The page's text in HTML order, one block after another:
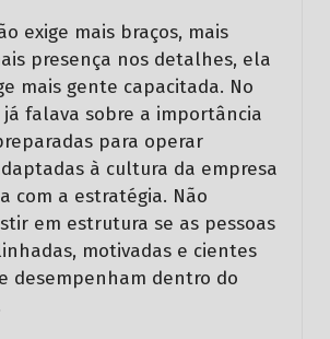
exige mais braços, mais
presença nos detalhes, ela
mais gente capacitada. No
já falava sobre a importância
para operar
à cultura da empresa
com a estratégia. Não
em estrutura se as pessoas
motivadas e cientes
desempenham dentro do